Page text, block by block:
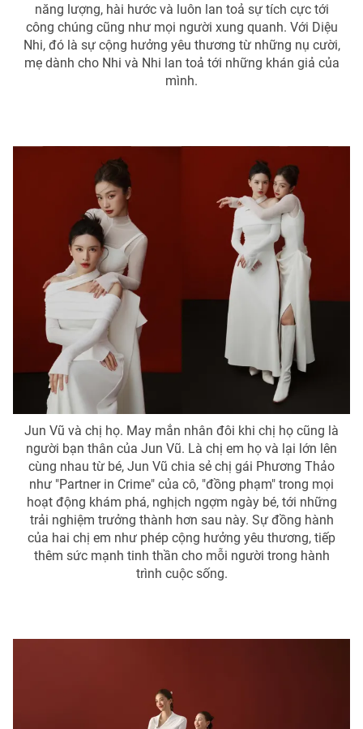
năng lượng, hài hước và luôn lan toả sự tích cực tới
công chúng cũng như mọi người xung quanh. Với Diệu
Nhi, đó là sự cộng hưởng yêu thương từ những nụ cười,
mẹ dành cho Nhi và Nhi lan toả tới những khán giả của
mình.
Jun Vũ và chị họ. May mắn nhân đôi khi chị họ cũng là
người bạn thân của Jun Vũ. Là chị em họ và lại lớn lên
cùng nhau từ bé, Jun Vũ chia sẻ chị gái Phương Thảo
như "Partner in Crime" của cô, "đồng phạm" trong mọi
hoạt động khám phá, nghịch ngợm ngày bé, tới những
trải nghiệm trưởng thành hơn sau này. Sự đồng hành
của hai chị em như phép cộng hưởng yêu thương, tiếp
thêm sức mạnh tinh thần cho mỗi người trong hành
trình cuộc sống.